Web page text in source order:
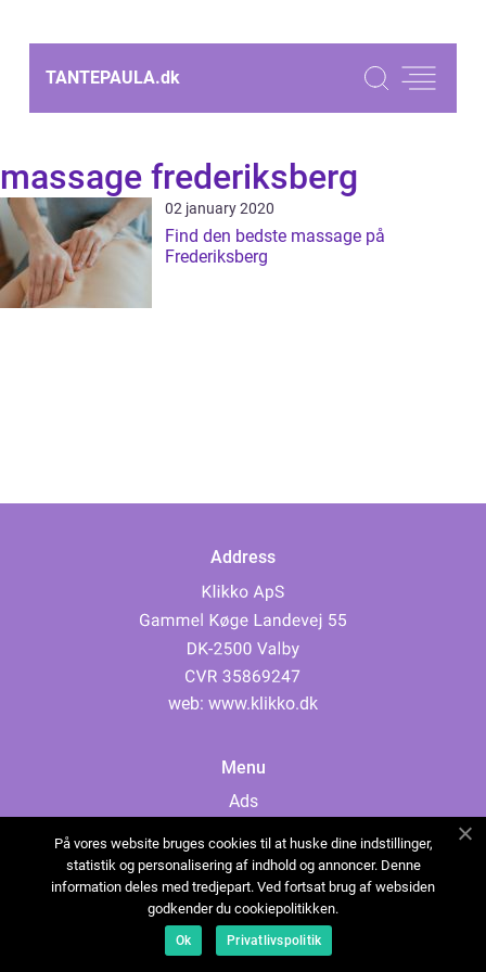
TANTEPAULA.dk
massage frederiksberg
02 january 2020
Find den bedste massage på
Frederiksberg
Address
web: www.klikko.dk
Menu
Ads
Cookies
Contact
Sitemap
På vores website bruges cookies til at huske dine indstillinger,
statistik og personalisering af indhold og annoncer. Denne
information deles med tredjepart. Ved fortsat brug af websiden
godkender du cookiepolitikken.
Ok Privatlivspolitik